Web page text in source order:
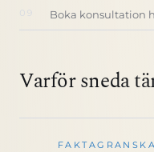
Boka konsultation
Varför sneda